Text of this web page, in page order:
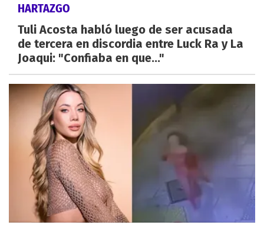
HARTAZGO
Tuli Acosta habló luego de ser acusada
de tercera en discordia entre Luck Ra y La
Joaqui: "Confiaba en que..."